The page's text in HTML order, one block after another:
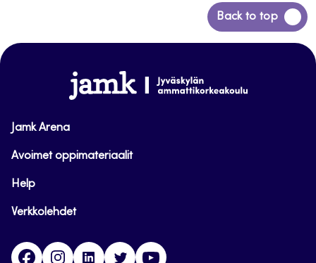
Back to top
Siirry
takaisin
www.jamk.fi
Jamk Arena
Avoimet oppimateriaalit
Help
Verkkolehdet
FacebookInstagramLinkedinTwitter